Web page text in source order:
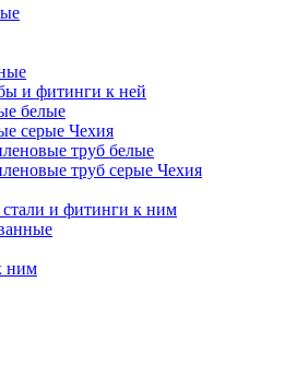
и фитинги к ней
белые
серые Чехия
труб белые
труб серые Чехия
и фитинги к ним
ним